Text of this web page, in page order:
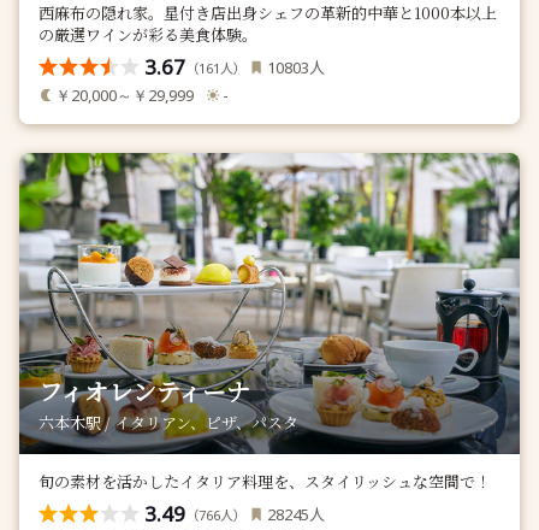
西麻布の隠れ家。星付き店出身シェフの革新的中華と1000本以上
の厳選ワインが彩る美食体験。
3.67 （161 人） 10803人
￥20,000～￥29,999 -
フィオレンティーナ
六本木駅 / イタリアン、ピザ、パスタ
旬の素材を活かしたイタリア料理を、スタイリッシュな空間で！
3.49 （766人） 28245人